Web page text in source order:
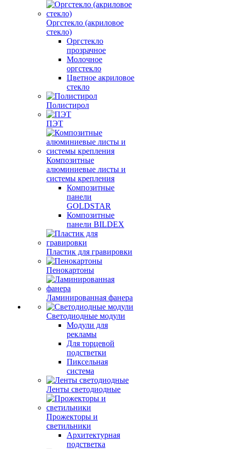
Оргстекло (акриловое
стекло)
Оргстекло
прозрачное
Молочное
оргстекло
Цветное акриловое
стекло
Полистирол
ПЭТ
Композитные
алюминиевые листы и
системы крепления
Композитные
панели
GOLDSTAR
Композитные
панели BILDEX
Пластик для гравировки
Пенокартоны
Ламинированная фанера
Светодиодные модули
Модули для
рекламы
Для торцевой
подстветки
Пиксельная
система
Ленты светодиодные
Прожекторы и
светильники
Архитектурная
подстветка